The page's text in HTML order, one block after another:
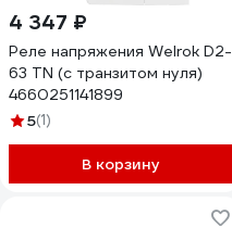
4 347 ₽
Реле напряжения Welrok D2-
63 TN (с транзитом нуля)
4660251141899
5(1)
В корзину